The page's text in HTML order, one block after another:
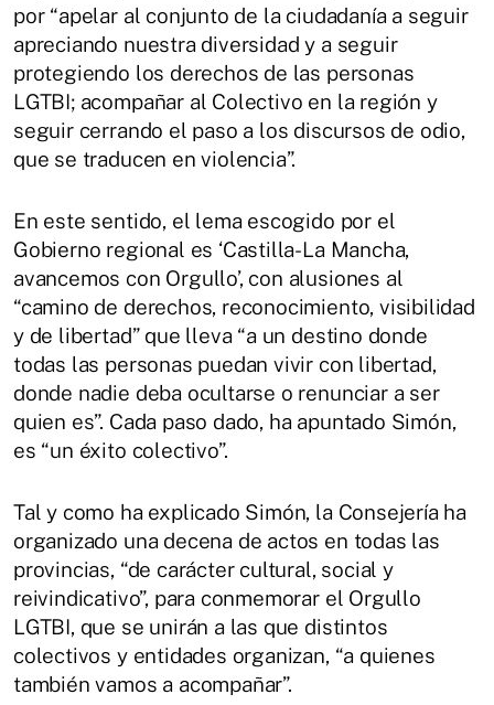
por “apelar al conjunto de la ciudadanía a seguir
apreciando nuestra diversidad y a seguir
protegiendo los derechos de las personas
LGTBI; acompañar al Colectivo en la región y
seguir cerrando el paso a los discursos de odio,
que se traducen en violencia”.
En este sentido, el lema escogido por el
Gobierno regional es ‘Castilla-La Mancha,
avancemos con Orgullo’, con alusiones al
“camino de derechos, reconocimiento, visibilidad
y de libertad” que lleva “a un destino donde
todas las personas puedan vivir con libertad,
donde nadie deba ocultarse o renunciar a ser
quien es”. Cada paso dado, ha apuntado Simón,
es “un éxito colectivo”.
Tal y como ha explicado Simón, la Consejería ha
organizado una decena de actos en todas las
provincias, “de carácter cultural, social y
reivindicativo”, para conmemorar el Orgullo
LGTBI, que se unirán a las que distintos
colectivos y entidades organizan, “a quienes
también vamos a acompañar”.